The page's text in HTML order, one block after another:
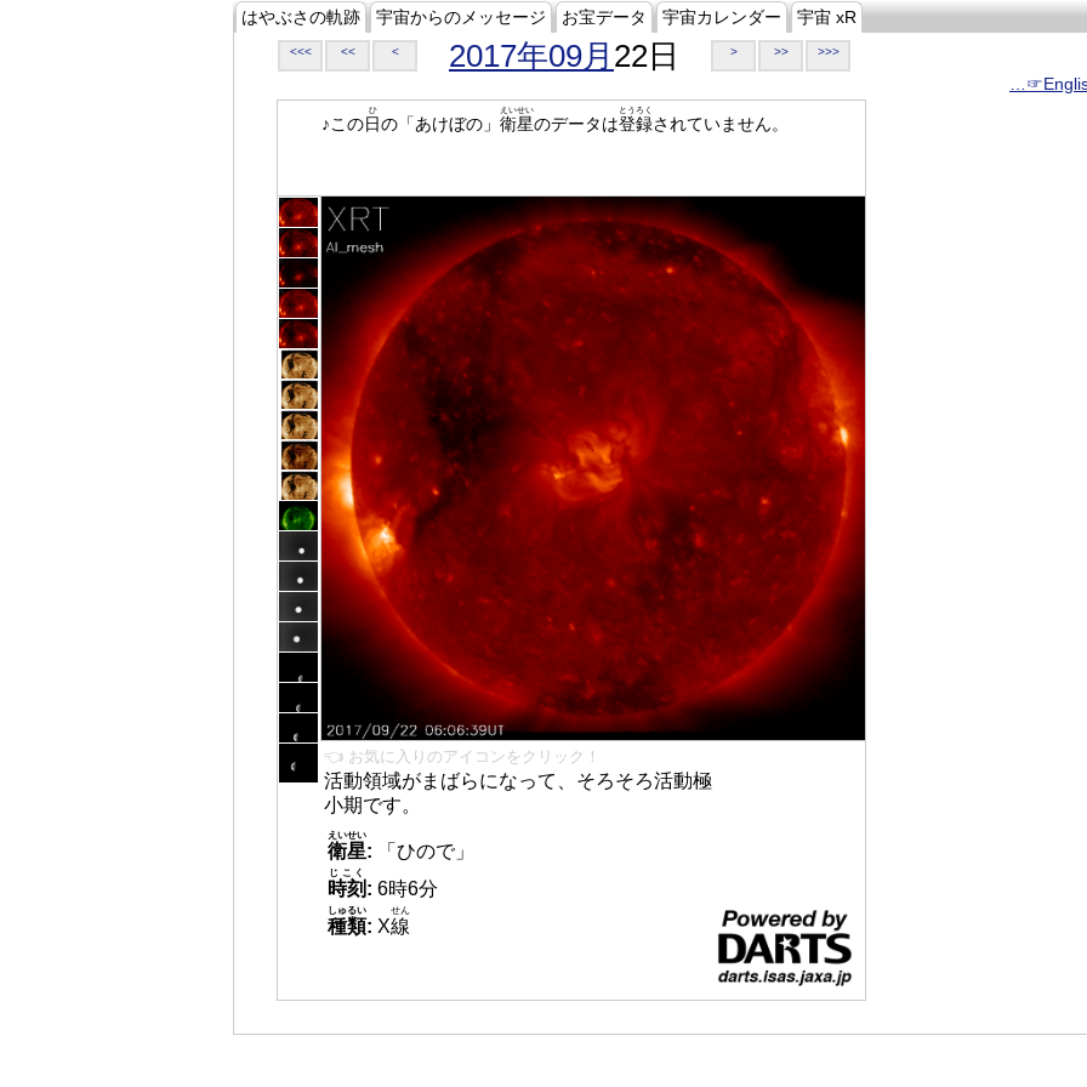
はやぶさの軌跡 宇宙からのメッセージ お宝データ 宇宙カレンダー 宇宙 xR
<<< << < 2017年09月 22日 > >> >>>
♪この日
ひ
の「あけぼの」 衛星
えいせい
のデータは登録
とうろく
されていません。
👈 お気に入りのアイコンをクリック！
活動領域がまばらになって、そろそろ活動極
小期です。
衛星
えいせい
:
「ひので」
時刻
じこく
: 6時6分
種類
しゅるい
: X線
せん